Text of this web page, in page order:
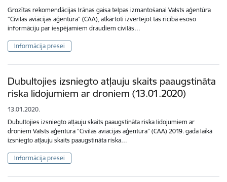
Grozītas rekomendācijas Irānas gaisa telpas izmantošanai Valsts aģentūra
“Civilās aviācijas aģentūra” (CAA), atkārtoti izvērtējot tās rīcībā esošo
informāciju par iespējamiem draudiem civilās…
Informācija presei
Dubultojies izsniegto atļauju skaits paaugstināta
riska lidojumiem ar droniem (13.01.2020)
13.01.2020.
Dubultojies izsniegto atļauju skaits paaugstināta riska lidojumiem ar
droniem Valsts aģentūra “Civilās aviācijas aģentūra” (CAA) 2019. gada laikā
izsniegto atļauju skaits paaugstināta riska…
Informācija presei